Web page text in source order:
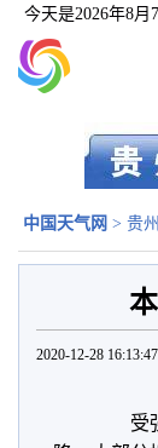
今天是2026年8月
中国天气网 > 贵州
2020-12-28
受强